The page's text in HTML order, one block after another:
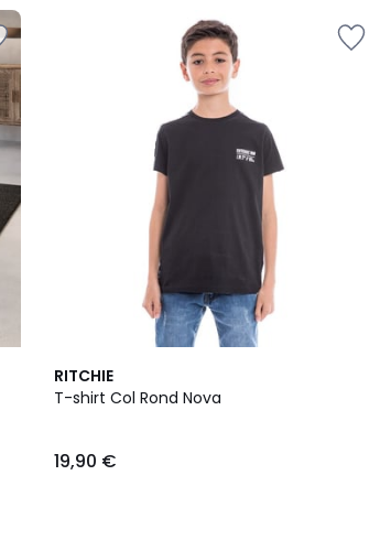
RITCHIE
T-shirt Col Rond Nova
19,90 €